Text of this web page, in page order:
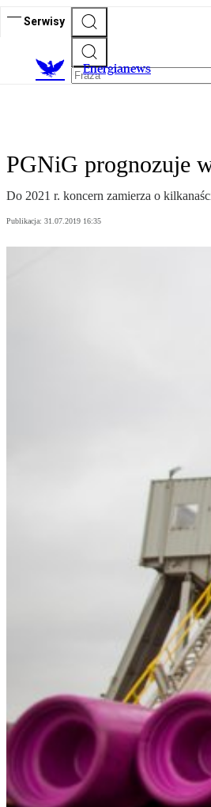
Serwisy
Energianews
PGNiG prognozuje
Do 2021 r. koncern zamierza o
Publikacja: 31.07.2019 16:35